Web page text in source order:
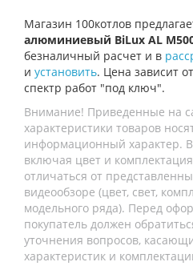
Магазин 100котлов
алюминиевый BiLux AL
безналичный расчет и в
и установить. Цена зависит
спектр работ "под ключ".
Внимание! Приведенные на
характеристики товаров
информационный характер.
включая цвет и
отличаться от
видеообзоре (цвет, свет,
модельного ряда). Перед
покупатель должен
уточнения вопросов,
характеристик и